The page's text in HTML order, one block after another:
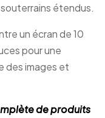
étendus.
un écran de 10
pour une
des images et
de produits